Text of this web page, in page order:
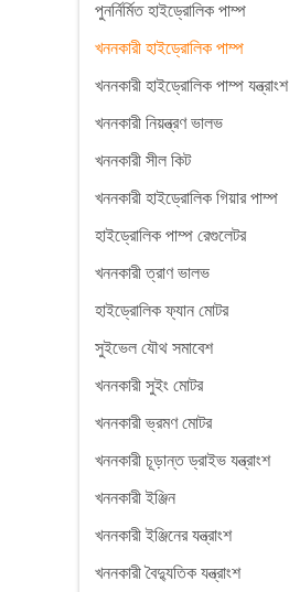
পুনর্নির্মিত হাইড্রোলিক পাম্প
খননকারী হাইড্রোলিক পাম্প
খননকারী হাইড্রোলিক পাম্প যন্ত্রাংশ
খননকারী নিয়ন্ত্রণ ভালভ
খননকারী সীল কিট
খননকারী হাইড্রোলিক গিয়ার পাম্প
হাইড্রোলিক পাম্প রেগুলেটর
খননকারী ত্রাণ ভালভ
হাইড্রোলিক ফ্যান মোটর
সুইভেল যৌথ সমাবেশ
খননকারী সুইং মোটর
খননকারী ভ্রমণ মোটর
খননকারী চূড়ান্ত ড্রাইভ যন্ত্রাংশ
খননকারী ইঞ্জিন
খননকারী ইঞ্জিনের যন্ত্রাংশ
খননকারী বৈদ্যুতিক যন্ত্রাংশ